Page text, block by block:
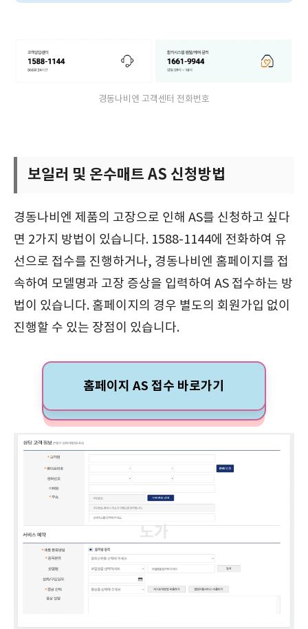
경동나비엔 고객센터 전화번호
보일러 및 온수매트 AS 신청방법
경동나비엔 제품의 고장으로 인해 AS를 신청하고 싶다
면 2가지 방법이 있습니다. 1588-1144에 전화하여 유
선으로 접수를 진행하거나, 경동나비엔 홈페이지를 접
속하여 모델명과 고장 증상을 입력하여 AS 접수하는 방
법이 있습니다. 홈페이지의 경우 별도의 회원가입 없이
진행할 수 있는 장점이 있습니다.
홈페이지 AS 접수 바로가기